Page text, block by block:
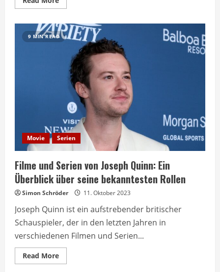
more
von
Sylvester
Stallone:
Liste
seiner
besten
Werke
9 MIN READ
Movie Serien
Filme und Serien von Joseph Quinn: Ein
Überblick über seine bekanntesten Rollen
Simon Schröder 11. Oktober 2023
Joseph Quinn ist ein aufstrebender britischer
Schauspieler, der in den letzten Jahren in
verschiedenen Filmen und Serien...
Read MoreRead
more